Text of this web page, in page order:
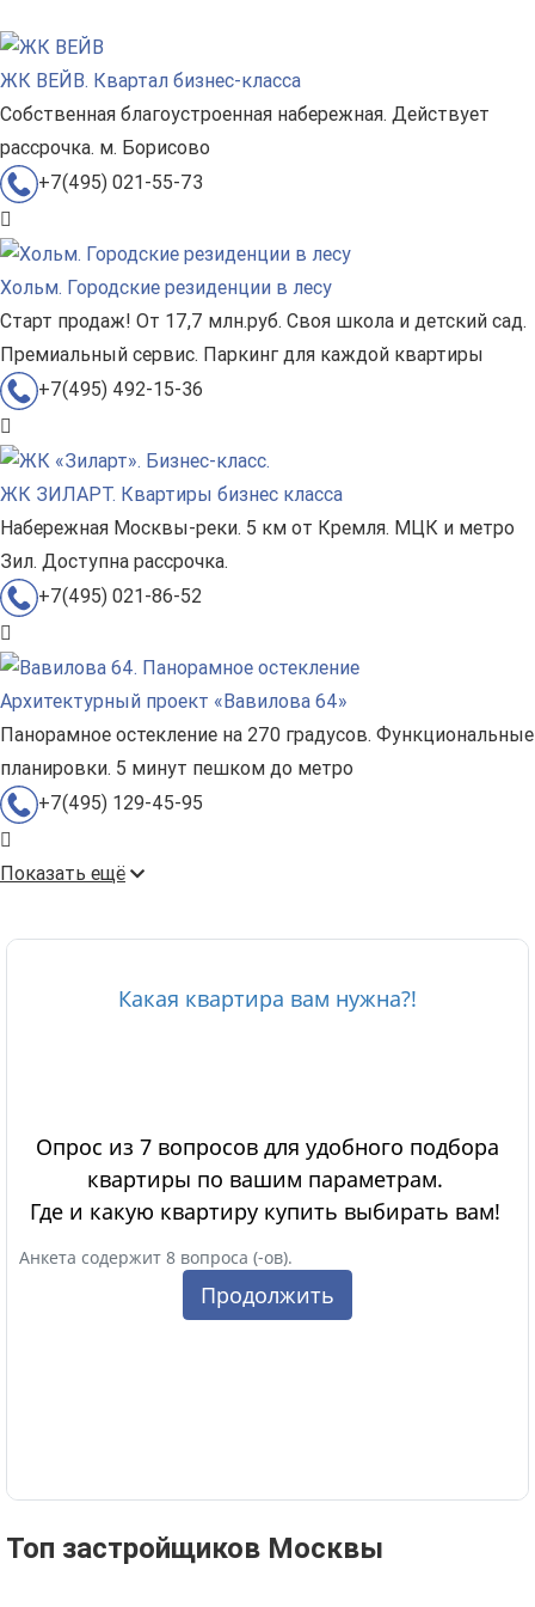
ЖК ВЕЙВ. Квартал бизнес-класса
Собственная благоустроенная набережная. Действует
рассрочка. м. Борисово
+7(495) 021-55-73
Хольм. Городские резиденции в лесу
Старт продаж! От 17,7 млн.руб. Своя школа и детский сад.
Премиальный сервис. Паркинг для каждой квартиры
+7(495) 492-15-36
ЖК ЗИЛАРТ. Квартиры бизнес класса
Набережная Москвы-реки. 5 км от Кремля. МЦК и метро
Зил. Доступна рассрочка.
+7(495) 021-86-52
Архитектурный проект «Вавилова 64»
Панорамное остекление на 270 градусов. Функциональные
планировки. 5 минут пешком до метро
+7(495) 129-45-95
Показать ещё
Топ застройщиков Москвы